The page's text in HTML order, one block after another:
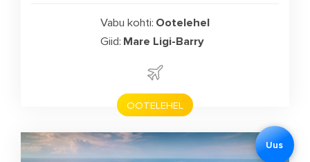
Vabu kohti: Ootelehel
Giid: Mare Ligi-Barry
OOTELEHEL
Uus